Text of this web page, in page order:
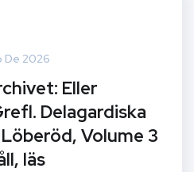
De 2026
Eller
Delagardiska
Volume 3
läs